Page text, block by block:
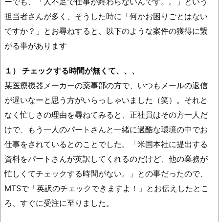
担当者さんが多く、そうした時に「何かお困りごとはない
ですか？」とお尋ねすると、以下のような案件の獲得に繋
がる事があります
１） チェックする時間が無くて、、、
某医療機器メーカーの薬事部の方で、いつもメールの返信
が遅いなーと思う方がいらっしゃいました（笑）。それと
なく忙しさの理由を尋ねてみると、正社員はその方一人だ
けで、もう一人のパートさんと一緒に過酷な環境の中でお
仕事をされているとのことでした。「米国本社に提出する
資料をパートさんが英訳してくれるのだけど、他の業務が
忙しくてチェックする時間がない。」との事だったので、
MTSで「英訳のチェックできますよ！」とお伝えしたとこ
ろ、すぐに受注に至りました。